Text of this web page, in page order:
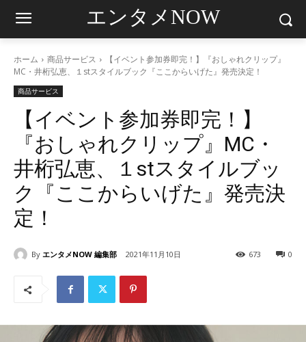
エンタメNOW
ホーム 商品サービス
【イベント参加券即完！】『おしゃれクリップ』
MC・井桁弘恵、１stスタイルブック『ここからいげた』発売決定！
商品サービス
【イベント参加券即完！】
『おしゃれクリップ』MC・
井桁弘恵、１stスタイルブッ
ク『ここからいげた』発売決
定！
By エンタメNOW 編集部 2021年11月10日 0
673